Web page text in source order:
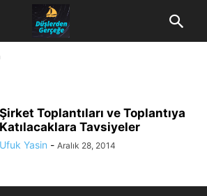
Şirket Toplantıları ve Toplantıya
Katılacaklara Tavsiyeler
Ufuk Yasin - Aralık 28, 2014